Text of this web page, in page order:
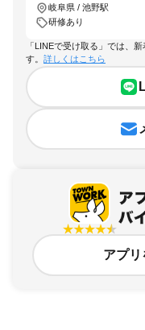
岐阜県 / 池野駅
研修あり
「LINEで受け取る」では、
す。 詳しくはこちら
アプ